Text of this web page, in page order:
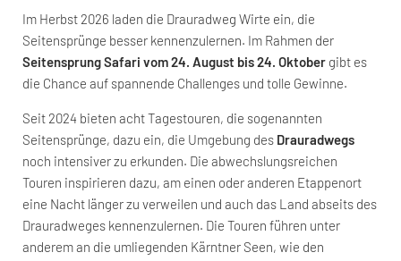
Im Herbst 2026 laden die Drauradweg Wirte ein, die
Seitensprünge besser kennenzulernen. Im Rahmen der
Seitensprung Safari vom 24. August bis 24. Oktober gibt es
die Chance auf spannende Challenges und tolle Gewinne.
Seit 2024 bieten acht Tagestouren, die sogenannten
Seitensprünge, dazu ein, die Umgebung des Drauradwegs
noch intensiver zu erkunden. Die abwechslungsreichen
Touren inspirieren dazu, am einen oder anderen Etappenort
eine Nacht länger zu verweilen und auch das Land abseits des
Drauradweges kennenzulernen. Die Touren führen unter
anderem an die umliegenden Kärntner Seen, wie den